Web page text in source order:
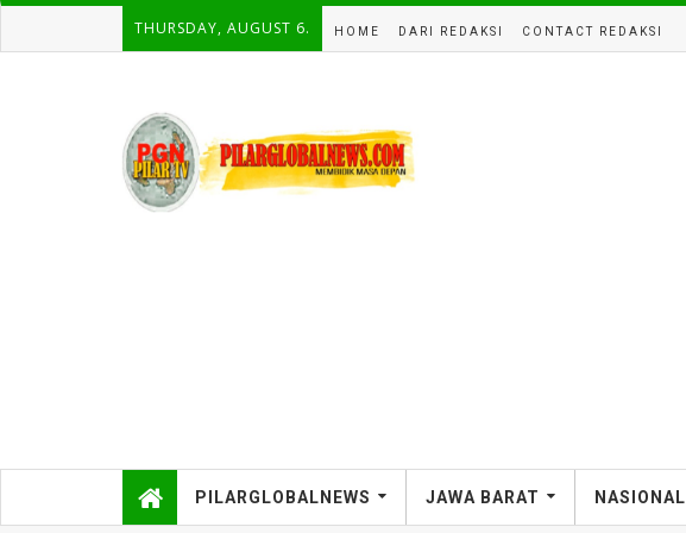
THURSDAY, AUGUST 6. HOME DARI REDAKSI CONTACT REDAKSI
PILARGLOBALNEWS JAWA BARAT NASIONAL